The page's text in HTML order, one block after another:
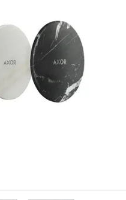
Перемикач AXOR
ShowerSelect ID Square
Виробник:
Колекція: